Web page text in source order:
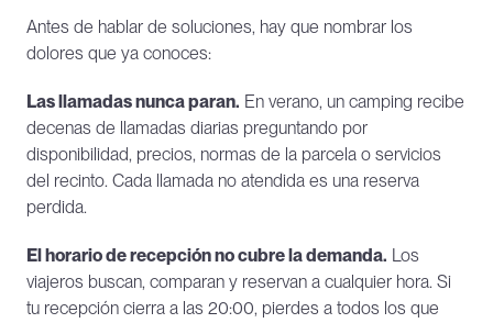
Antes de hablar de soluciones, hay que nombrar los
dolores que ya conoces:
Las llamadas nunca paran. En verano, un camping recibe
decenas de llamadas diarias preguntando por
disponibilidad, precios, normas de la parcela o servicios
del recinto. Cada llamada no atendida es una reserva
perdida.
El horario de recepción no cubre la demanda. Los
viajeros buscan, comparan y reservan a cualquier hora. Si
tu recepción cierra a las 20:00, pierdes a todos los que